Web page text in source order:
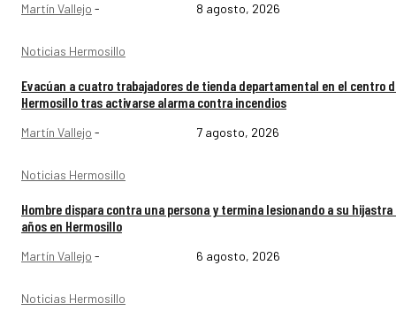
Martín Vallejo - 8 agosto, 2026
Noticias Hermosillo
Evacúan a cuatro trabajadores de tienda departamental en el centro
Hermosillo tras activarse alarma contra incendios
Martín Vallejo - 7 agosto, 2026
Noticias Hermosillo
Hombre dispara contra una persona y termina lesionando a su hijastra
años en Hermosillo
Martín Vallejo - 6 agosto, 2026
Noticias Hermosillo